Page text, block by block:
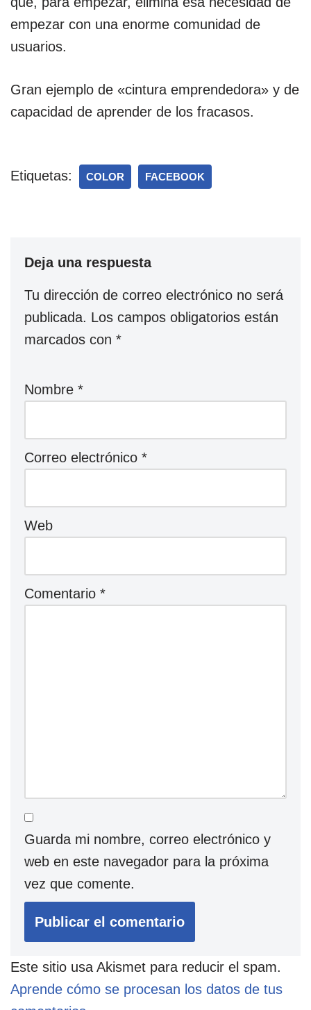
empezar con una enorme comunidad de
usuarios.
Gran ejemplo de «cintura emprendedora» y de
capacidad de aprender de los fracasos.
Etiquetas: COLOR FACEBOOK
Deja una respuesta
Tu dirección de correo electrónico no será
publicada. Los campos obligatorios están
marcados con *
Nombre *
Correo electrónico *
Web
Comentario *
Guarda mi nombre, correo electrónico y
web en este navegador para la próxima
vez que comente.
Este sitio usa Akismet para reducir el spam.
Aprende cómo se procesan los datos de tus